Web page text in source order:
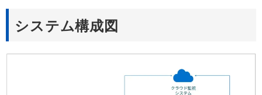
システム構成図